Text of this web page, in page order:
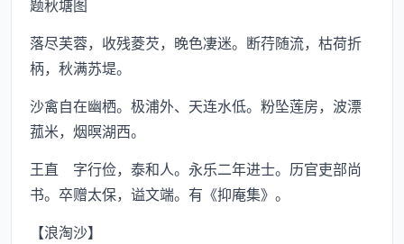
题秋塘图
落尽芙蓉，收残菱芡，晚色凄迷。断荇随流，枯荷折
柄，秋满苏堤。
沙禽自在幽栖。极浦外、天连水低。粉坠莲房，波漂
菰米，烟暝湖西。
王直 字行俭，泰和人。永乐二年进士。历官吏部尚
书。卒赠太保，谥文端。有《抑庵集》。
【浪淘沙】